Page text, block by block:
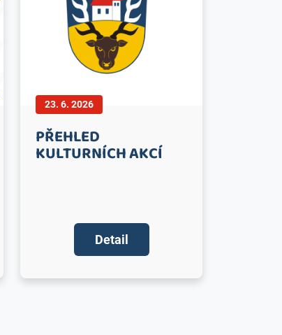
23. 6. 2026
PŘEHLED
KULTURNÍCH AKCÍ
Detail